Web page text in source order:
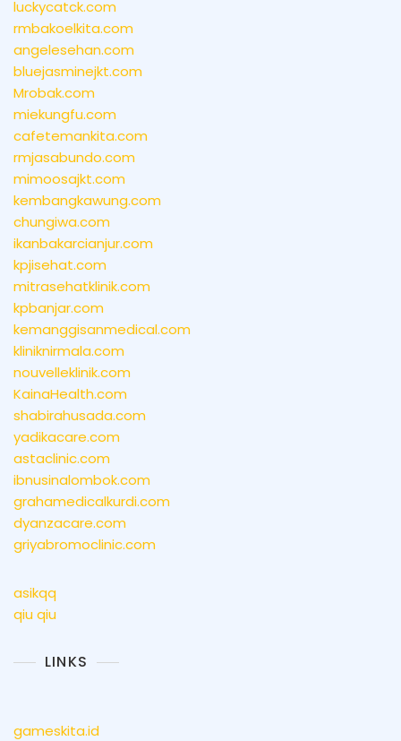
luckycatck.com
rmbakoelkita.com
angelesehan.com
bluejasminejkt.com
Mrobak.com
miekungfu.com
cafetemankita.com
rmjasabundo.com
mimoosajkt.com
kembangkawung.com
chungiwa.com
ikanbakarcianjur.com
kpjisehat.com
mitrasehatklinik.com
kpbanjar.com
kemanggisanmedical.com
kliniknirmala.com
nouvelleklinik.com
KainaHealth.com
shabirahusada.com
yadikacare.com
astaclinic.com
ibnusinalombok.com
grahamedicalkurdi.com
dyanzacare.com
griyabromoclinic.com
asikqq
qiu qiu
LINKS
gameskita.id